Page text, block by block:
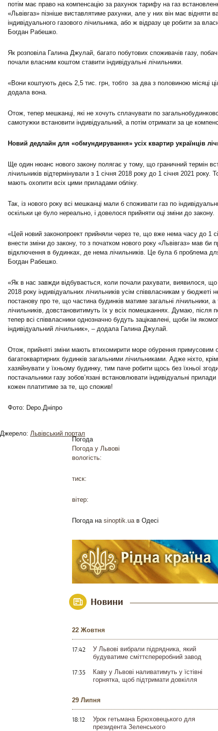
потім має право на компенсацію за рахунок тарифу на газ
«Львівгаз» пізніше виставлятиме рахунки, але у них він має відняти
індивідуального газового лічильника, або ж відразу це робити за
Богдан Рабешко.
Як розповіла Галина Джулай, багато побутових споживачів газу,
почали власним коштом ставити індивідуальні лічильники.
«Вони коштують десь 2,5 тис. грн, тобто за два з половиною місяці
додала вона.
Отож, тепер мешканці, які не хочуть сплачувати по
самотужки встановити індивідуальний, а потім отримати за це
Новий дедлайн для «обмундирування» усіх квартир українців
Ще один нюанс нового закону полягає у тому, що граничний термін
лічильників відтермінували з 1 січня 2018 року до 1 січня 2021 року.
мають охопити всіх цими приладами обліку.
Так, із нового року всі мешканці мали б споживати газ по
оскільки це було нереально, і довелося прийняти оці зміни до закону.
«Цей новий законопроект прийняли через те, що вже нема часу до 1
внести зміни до закону, то з початком нового року «Львівгаз» мав би
відключення в будинках, де нема лічильників. Це була б проблема
Богдан Рабешко.
«Як в нас завжди відбувається, коли почали рахувати, виявилося,
2018 року індивідуальних лічильників усім співвласникам у
постанову про те, що частина будинків матиме загальні лічильники,
лічильників, довстановитимуть їх у всіх помешканнях. Думаю, після
тепер всі співвласники однозначно будуть зацікавлені, щоби їм
індивідуальний лічильник», – додала Галина Джулай.
Отож, прийняті зміни мають втихомирити море обурення примусовим
багатоквартирних будинків загальними лічильниками. Адже ніхто,
хазяйнувати у їхньому будинку, тим паче робити щось без їхньої
постачальники газу зобов’язані встановлювати індивідуальні
кожен платитиме за те, що спожив!
Фото: Depo.Дніпро
Джерело: Львівський портал
Погода
Погода у Львові
вологість:
тиск:
вітер:
Погода на sinoptik.uaв Одесі
Новини
22 Жовтня
17:42
У Львові вибрали підрядника, який
будуватиме сміттєпереробний завод
17:35
Каву у Львові наливатимуть у їстівні
горнятка, щоб підтримати довкілля
29 Липня
18:12
Урок гетьмана Брюховецького для
президента Зеленського